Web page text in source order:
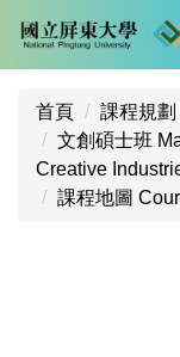
跳
到
主
首頁
課程規
文創碩士班
Creative
課程地圖